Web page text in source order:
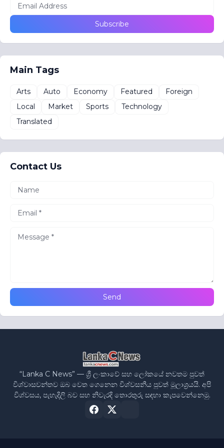
Main Tags
Arts Auto Economy Featured
Foreign
Local
Market Sports
Technology
Translated
Contact Us
“Lanka C News” — ශ්‍රී ලංකාවේ සහ ලෝකයේ නවතම පුවත්
විශ්වාසවන්තව ඔබ වෙත ගෙනෙන විශ්වසනීය පුවත් මූලාශ්‍රයයි. අපි
විශ්වසය, පැහැදිලි බව සහ නිවැරදි තොරතුරු සඳහා කැපවෙන්නෙමු.